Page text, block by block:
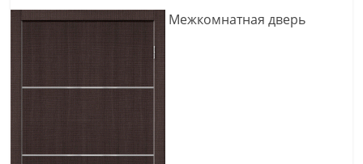
Межкомнатная дверь